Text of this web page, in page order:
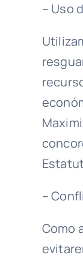
– Uso
–
Como